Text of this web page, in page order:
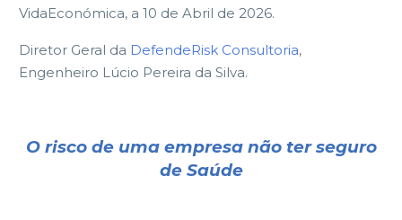
VidaEconómica, a 10 de Abril de 2026.
Diretor Geral da DefendeRisk Consultoria,
Engenheiro Lúcio Pereira da Silva.
O risco de uma empresa não ter seguro
de Saúde